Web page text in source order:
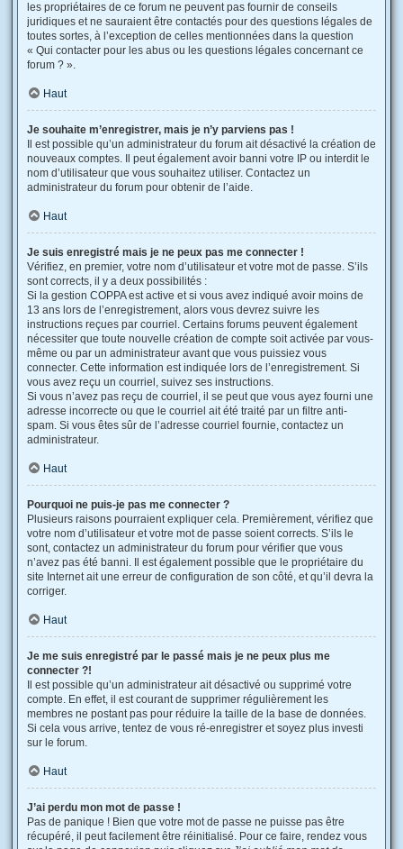
les propriétaires de ce forum ne peuvent pas fournir de conseils
juridiques et ne sauraient être contactés pour des questions légales de
toutes sortes, à l’exception de celles mentionnées dans la question
« Qui contacter pour les abus ou les questions légales concernant ce
forum ? ».
Haut
Je souhaite m’enregistrer, mais je n’y parviens pas !
Il est possible qu’un administrateur du forum ait désactivé la création de
nouveaux comptes. Il peut également avoir banni votre IP ou interdit le
nom d’utilisateur que vous souhaitez utiliser. Contactez un
administrateur du forum pour obtenir de l’aide.
Haut
Je suis enregistré mais je ne peux pas me connecter !
Vérifiez, en premier, votre nom d’utilisateur et votre mot de passe. S’ils
sont corrects, il y a deux possibilités :
Si la gestion COPPA est active et si vous avez indiqué avoir moins de
13 ans lors de l’enregistrement, alors vous devrez suivre les
instructions reçues par courriel. Certains forums peuvent également
nécessiter que toute nouvelle création de compte soit activée par vous-
même ou par un administrateur avant que vous puissiez vous
connecter. Cette information est indiquée lors de l’enregistrement. Si
vous avez reçu un courriel, suivez ses instructions.
Si vous n’avez pas reçu de courriel, il se peut que vous ayez fourni une
adresse incorrecte ou que le courriel ait été traité par un filtre anti-
spam. Si vous êtes sûr de l’adresse courriel fournie, contactez un
administrateur.
Haut
Pourquoi ne puis-je pas me connecter ?
Plusieurs raisons pourraient expliquer cela. Premièrement, vérifiez que
votre nom d’utilisateur et votre mot de passe soient corrects. S’ils le
sont, contactez un administrateur du forum pour vérifier que vous
n’avez pas été banni. Il est également possible que le propriétaire du
site Internet ait une erreur de configuration de son côté, et qu’il devra la
corriger.
Haut
Je me suis enregistré par le passé mais je ne peux plus me
connecter ?!
Il est possible qu’un administrateur ait désactivé ou supprimé votre
compte. En effet, il est courant de supprimer régulièrement les
membres ne postant pas pour réduire la taille de la base de données.
Si cela vous arrive, tentez de vous ré-enregistrer et soyez plus investi
sur le forum.
Haut
J’ai perdu mon mot de passe !
Pas de panique ! Bien que votre mot de passe ne puisse pas être
récupéré, il peut facilement être réinitialisé. Pour ce faire, rendez vous